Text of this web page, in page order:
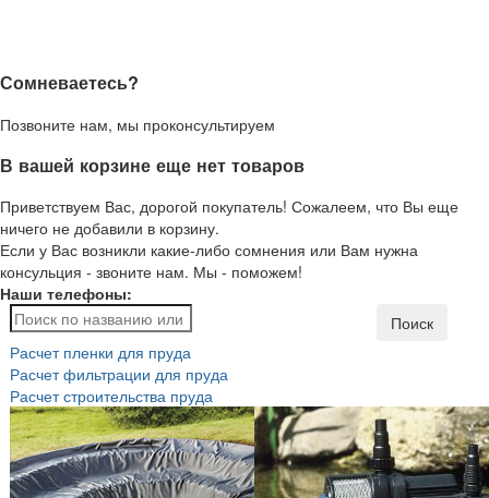
Сомневаетесь?
Позвоните нам, мы проконсультируем
В вашей корзине еще нет товаров
Приветствуем Вас, дорогой покупатель! Сожалеем, что Вы еще
ничего не добавили в корзину.
Если у Вас возникли какие-либо сомнения или Вам нужна
консульция - звоните нам. Мы - поможем!
Наши телефоны:
Поиск
Расчет пленки для пруда
Расчет фильтрации для пруда
Расчет строительства пруда